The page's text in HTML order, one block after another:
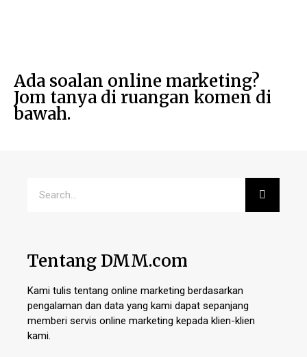
Ada soalan online marketing?
Jom tanya di ruangan komen di
bawah.
Tentang DMM.com
Kami tulis tentang online marketing berdasarkan
pengalaman dan data yang kami dapat sepanjang
memberi servis online marketing kepada klien-klien
kami.